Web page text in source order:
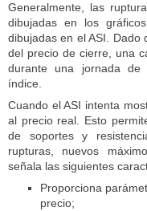
Generalmente, las
dibujadas en los
dibujadas en el ASI. Dado
del precio de cierre, una
durante una jornada de
índice.
Cuando el ASI intenta
al precio real. Esto
de soportes y
rupturas, nuevos
señala las siguientes
Proporciona
precio;